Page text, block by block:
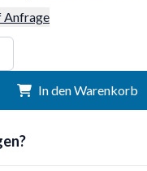
Anfrage
In den Warenkorb